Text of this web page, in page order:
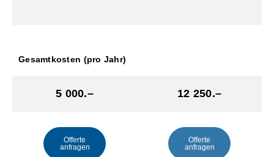
Gesamtkosten (pro Jahr)
5 000.– 12 250.–
Offerte
anfragen
Offerte
anfragen